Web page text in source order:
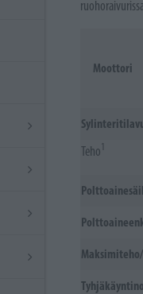
Moottori
Teho 1